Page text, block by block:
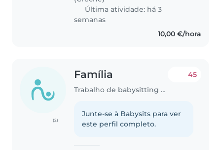
Última atividade: há 3
semanas
10,00 €/hora
(2)
Família
Trabalho de babysitting em Lisboa
45
Junte-se à Babysits para ver
este perfil completo.